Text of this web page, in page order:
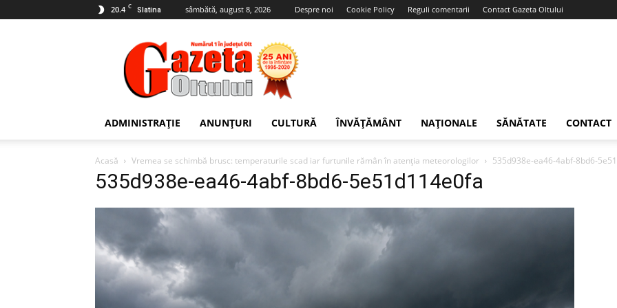
20.4 C Slatina sâmbătă, august 8, 2026 Despre noi Cookie Policy Reguli comentarii Contact Gazeta Oltului
Gazeta
Oltului
ADMINISTRAȚIE ANUNȚURI CULTURĂ ÎNVĂȚĂMÂNT NAȚIONALE SĂNĂTATE CONTACT
Acasă Vremea se schimbă brusc: temperaturile scad iar furtunile rămân în atenția meteorologilor 535d938e-ea46-4abf-8bd6-
535d938e-ea46-4abf-8bd6-5e51d114e0fa